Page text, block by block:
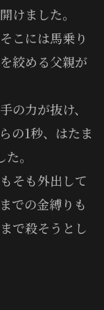
けました。
こには馬乗り
絞める父親が
の力が抜け、
の1秒、はたま
。
そも外出して
での金縛りも
で殺そうとし